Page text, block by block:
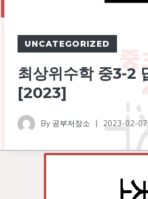
UNCATEGORIZED
최상위수학 중3-2
[2023]
By 공부저장소 2023-02-07